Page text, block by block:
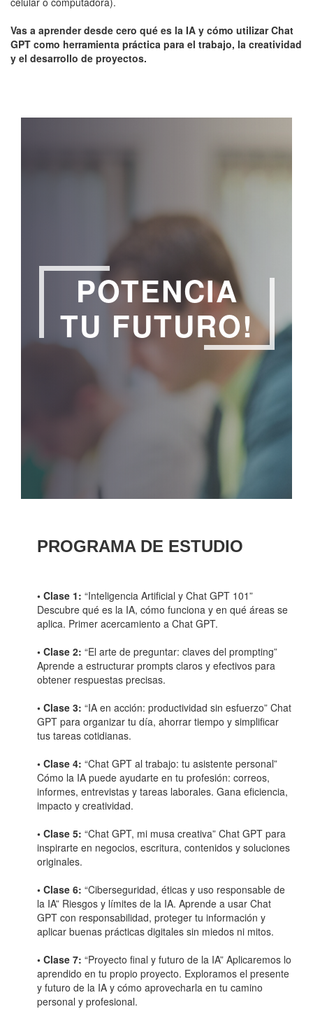
Vas a aprender desde cero qué es la IA y cómo utilizar Chat
GPT como herramienta práctica para el trabajo, la creatividad
y el desarrollo de proyectos.
POTENCIA
TU FUTURO!
PROGRAMA DE ESTUDIO
• Clase 1: “Inteligencia Artificial y Chat GPT 101”
Descubre qué es la IA, cómo funciona y en qué áreas se
aplica. Primer acercamiento a Chat GPT.
• Clase 2: “El arte de preguntar: claves del prompting”
Aprende a estructurar prompts claros y efectivos para
obtener respuestas precisas.
• Clase 3: “IA en acción: productividad sin esfuerzo” Chat
GPT para organizar tu día, ahorrar tiempo y simplificar
tus tareas cotidianas.
• Clase 4: “Chat GPT al trabajo: tu asistente personal”
Cómo la IA puede ayudarte en tu profesión: correos,
informes, entrevistas y tareas laborales. Gana eficiencia,
impacto y creatividad.
• Clase 5: “Chat GPT, mi musa creativa” Chat GPT para
inspirarte en negocios, escritura, contenidos y soluciones
originales.
• Clase 6: “Ciberseguridad, éticas y uso responsable de
la IA” Riesgos y límites de la IA. Aprende a usar Chat
GPT con responsabilidad, proteger tu información y
aplicar buenas prácticas digitales sin miedos ni mitos.
• Clase 7: “Proyecto final y futuro de la IA” Aplicaremos lo
aprendido en tu propio proyecto. Exploramos el presente
y futuro de la IA y cómo aprovecharla en tu camino
personal y profesional.